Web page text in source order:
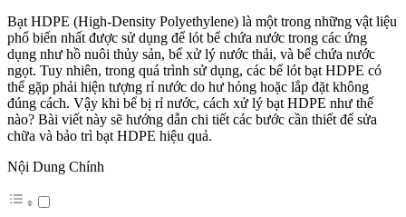
Bạt HDPE (High-Density Polyethylene) là một trong những vật liệu
phổ biến nhất được sử dụng để lót bể chứa nước trong các ứng
dụng như hồ nuôi thủy sản, bể xử lý nước thải, và bể chứa nước
ngọt. Tuy nhiên, trong quá trình sử dụng, các bể lót bạt HDPE có
thể gặp phải hiện tượng rỉ nước do hư hỏng hoặc lắp đặt không
đúng cách. Vậy khi bể bị rỉ nước, cách xử lý bạt HDPE như thế
nào? Bài viết này sẽ hướng dẫn chi tiết các bước cần thiết để sửa
chữa và bảo trì bạt HDPE hiệu quả.
Nội Dung Chính